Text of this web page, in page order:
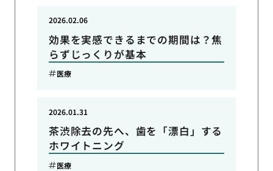
効果を実感できるまでの期間は？焦
らずじっくりが基本
2026.02.06
医療
茶渋除去の先へ、歯を「漂白」する
ホワイトニング
2026.01.31
医療